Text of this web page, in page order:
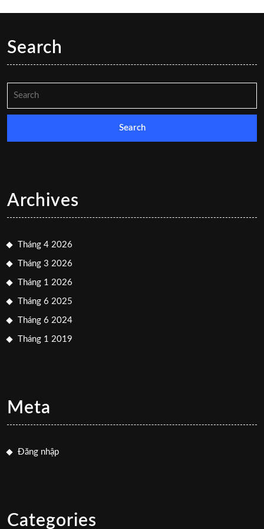
Search
Archives
Tháng 4 2026
Tháng 3 2026
Tháng 1 2026
Tháng 6 2025
Tháng 6 2024
Tháng 1 2019
Meta
Đăng nhập
Categories